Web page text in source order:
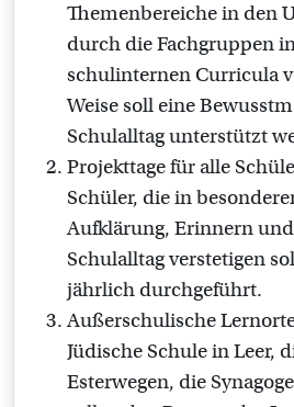
Themenbereiche in den
durch die Fachgruppen
schulinternen Curricula
Weise soll eine
Schulalltag unterstützt
Projekttage für alle
Schüler, die in
Aufklärung, Erinnern
Schulalltag verstetigen
jährlich durchgeführt.
Außerschulische
Jüdische Schule in Leer,
Esterwegen, die